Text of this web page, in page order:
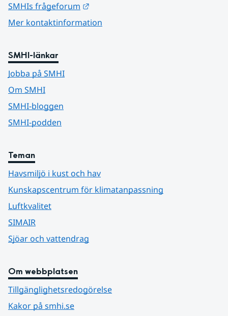
SMHIs frågeforum
Mer kontaktinformation
SMHI-länkar
Jobba på SMHI
Om SMHI
SMHI-bloggen
SMHI-podden
Teman
Havsmiljö i kust och hav
Kunskapscentrum för klimatanpassning
Luftkvalitet
SIMAIR
Sjöar och vattendrag
Om webbplatsen
Tillgänglighetsredogörelse
Kakor på smhi.se